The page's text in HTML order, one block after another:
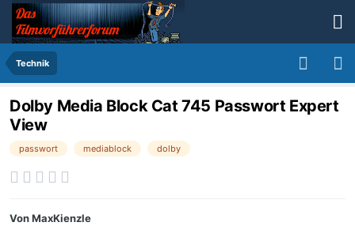
Technik
Dolby Media Block Cat 745 Passwort Expert
View
passwort mediablock dolby
VonMaxKienzle